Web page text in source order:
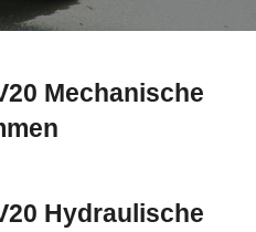
Mechanische
Hydraulische